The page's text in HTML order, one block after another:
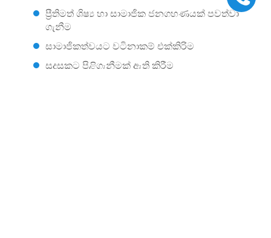
ප්‍රීතිමත් ශිෂ්‍ය හා සාමාජික ජනගහණයක් පවත්වා
ගැනීම
සාමාජිකත්වයට වටිනාකම් එක්කිරිම
සුදුසුකට පිළිගැනීමක් ඇති කිරීම